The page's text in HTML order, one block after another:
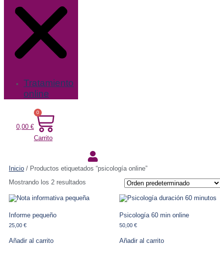
Tratamiento
online
0,00 €
0
Carrito
Inicio / Productos etiquetados “psicología online”
Mostrando los 2 resultados
Informe pequeño
25,00 €
Añadir al carrito
Psicología 60 min online
50,00 €
Añadir al carrito